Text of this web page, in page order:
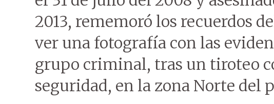
2013, rememoró los recuerdos
ver una fotografía con las
grupo criminal, tras un tiroteo
seguridad, en la zona Norte del